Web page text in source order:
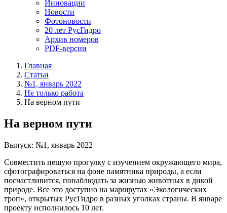
Инновации
Новости
Фотоновости
20 лет РусГидро
Архив номеров
PDF-версии
Главная
Статьи
№1, январь 2022
Не только работа
На верном пути
На верном пути
Выпуск: №1, январь 2022
Совместить пешую прогулку с изучением окружающего мира,
сфотографироваться на фоне памятника природы, а если
посчастливится, понаблюдать за жизнью животных в дикой
природе. Все это доступно на маршрутах «Экологических
троп», открытых РусГидро в разных уголках страны. В январе
проекту исполнилось 10 лет.